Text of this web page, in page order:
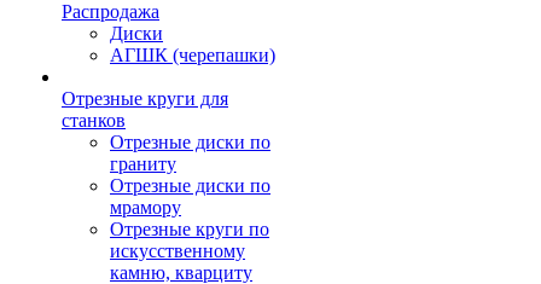
Распродажа
Диски
АГШК (черепашки)
Отрезные круги для
станков
Отрезные диски по
граниту
Отрезные диски по
мрамору
Отрезные круги по
искусственному
камню, кварциту